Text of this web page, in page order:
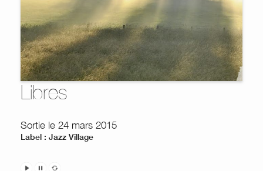
Libres
Sortie le 24 mars 2015
Label : Jazz Village